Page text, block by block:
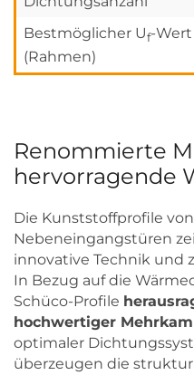
Bestmöglicher Uf-Wert
(Rahmen)
Renommierte
hervorragende
Die Kunststoffprofile
Nebeneingangstüren
innovative Technik und
In Bezug auf die
Schüco-Profile
hochwertiger
optimaler
überzeugen die